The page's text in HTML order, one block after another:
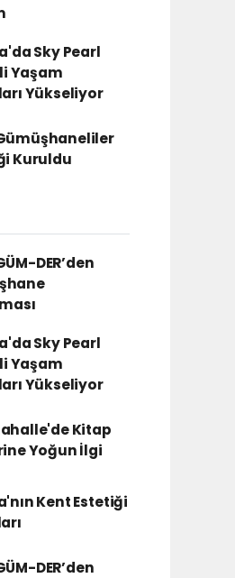
Sky Pearl
Yaşam
Yükseliyor
Kuruldu
DER’den
Sky Pearl
Yaşam
Yükseliyor
Kitap
Yoğun İlgi
Kent Estetiği
DER’den